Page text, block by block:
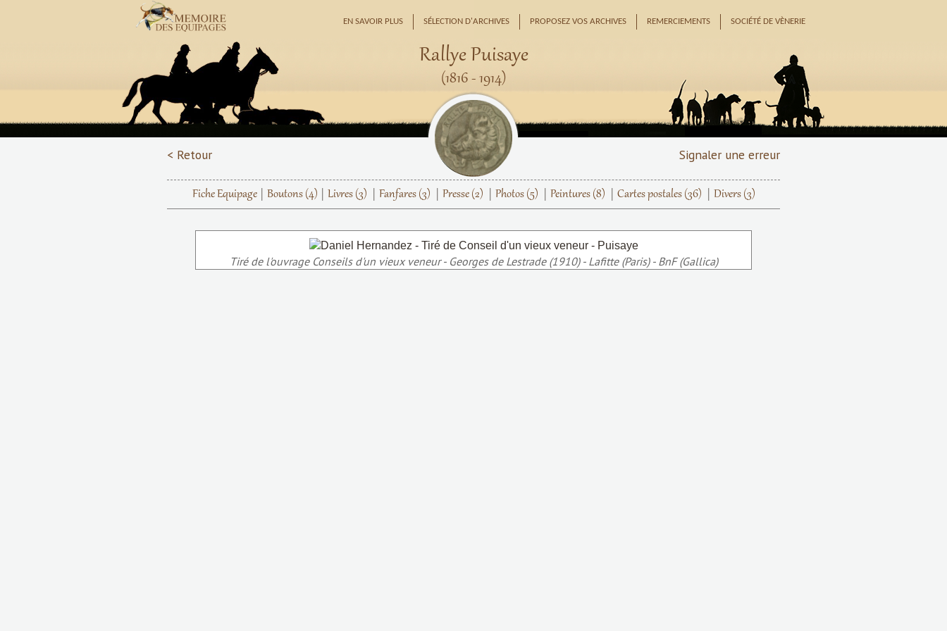
EN SAVOIR PLUS SÉLECTION D'ARCHIVES PROPOSEZ VOS ARCHIVES REMERCIEMENTS SOCIÉTÉ DE VÈNERIE
Rallye Puisaye
(1816 - 1914)
< Retour Signaler une erreur
Fiche Equipage Boutons (4) Livres (3) Fanfares (3) Presse (2) Photos (5) Peintures (8) Cartes postales (36) Divers (3)
Tiré de l'ouvrage Conseils d'un vieux veneur - Georges de Lestrade (1910) - Lafitte (Paris) - BnF (Gallica)